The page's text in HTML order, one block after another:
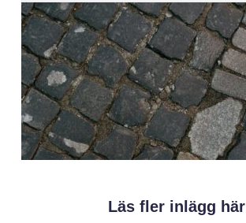
Läs fler inlägg här